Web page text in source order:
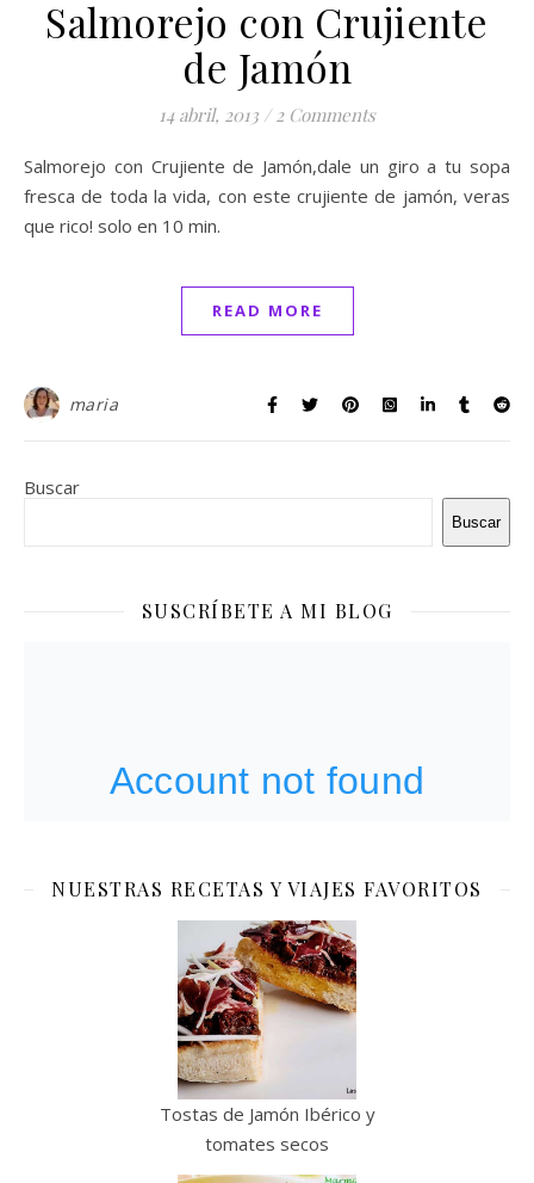
Salmorejo con Crujiente
de Jamón
14 abril, 2013 / 2 Comments
Salmorejo con Crujiente de Jamón,dale un giro a tu sopa
fresca de toda la vida, con este crujiente de jamón, veras
que rico! solo en 10 min.
READ MORE
maria
Buscar
Buscar
SUSCRÍBETE A MI BLOG
NUESTRAS RECETAS Y VIAJES FAVORITOS
Tostas de Jamón Ibérico y
tomates secos